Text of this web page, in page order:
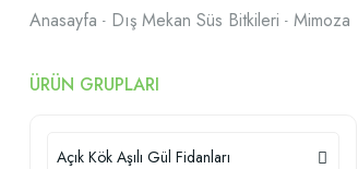
Anasayfa Dış Mekan Süs Bitkileri Mimoza
ÜRÜN GRUPLARI
Açık Kök Aşılı Gül Fidanları